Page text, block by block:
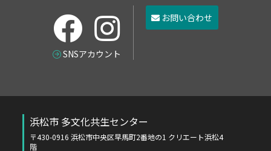
SNSアカウント
お問い合わせ
浜松市 多文化共生センター
〒430-0916 浜松市中央区早馬町2番地の1 クリエート浜松4
階